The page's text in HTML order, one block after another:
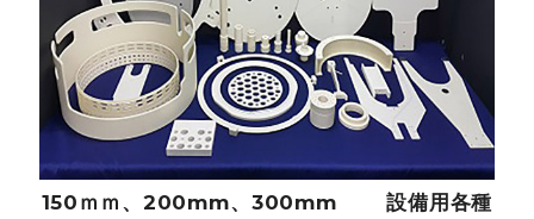
150ｍｍ、200mm、300mm 設備用各種